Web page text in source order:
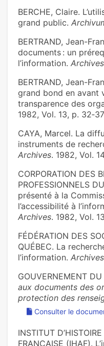
BERCHE, Claire.
grand public.
BERTRAND, Jean-
documents : un
l’information. Archives
BERTRAND, Jean-
grand bond en avant
transparence des
1982, Vol. 13, p. 32‑37
CAYA, Marcel. La
instruments de
Archives. 1982, Vol.
CORPORATION DES
PROFESSIONNELS
présenté à la
l’accessibilité à
Archives. 1982, Vol.
FÉDÉRATION DES
QUÉBEC. La
l’information. Archives
GOUVERNEMENT DU
aux documents des
protection des
Consulter le
INSTITUT D’HISTOIRE
FRANÇAISE (IHAF).